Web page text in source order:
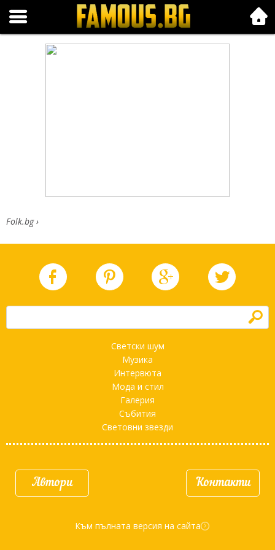
Folk.bg
Folk.bg ›
h
Светски шум
Музика
Интервюта
Мода и стил
Галерия
Събития
Световни звезди
Автори Контакти
Към пълната версия на сайта d